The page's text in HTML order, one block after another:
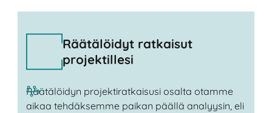
Räätälöidyt ratkaisut
projektillesi
Räätälöidyn projektiratkaisusi osalta otamme
aikaa tehdäksemme paikan päällä analyysin, eli